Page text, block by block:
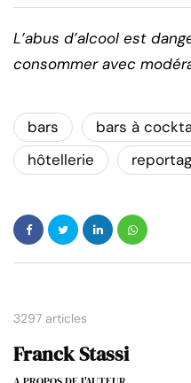
L’abus d’alcool est
consommer avec
bars bars à
hôtellerie
3297 articles
Franck Stassi